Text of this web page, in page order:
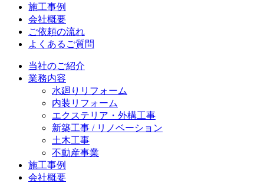
施工事例
会社概要
ご依頼の流れ
よくあるご質問
当社のご紹介
業務内容
水廻りリフォーム
内装リフォーム
エクステリア・外構工事
新築工事 / リノベーション
土木工事
不動産事業
施工事例
会社概要